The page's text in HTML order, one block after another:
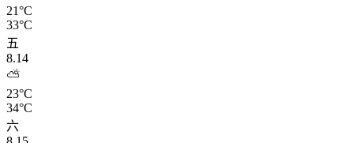
21°C
33°C
五
8.14
⛅
23°C
34°C
六